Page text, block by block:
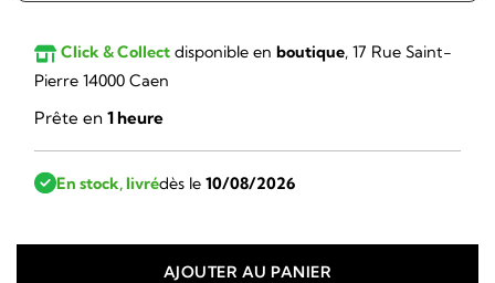
Click & Collect disponible en boutique, 17 Rue Saint-
Pierre 14000 Caen
Prête en 1 heure
En stock, livrédès le 10/08/2026
AJOUTER AU PANIER